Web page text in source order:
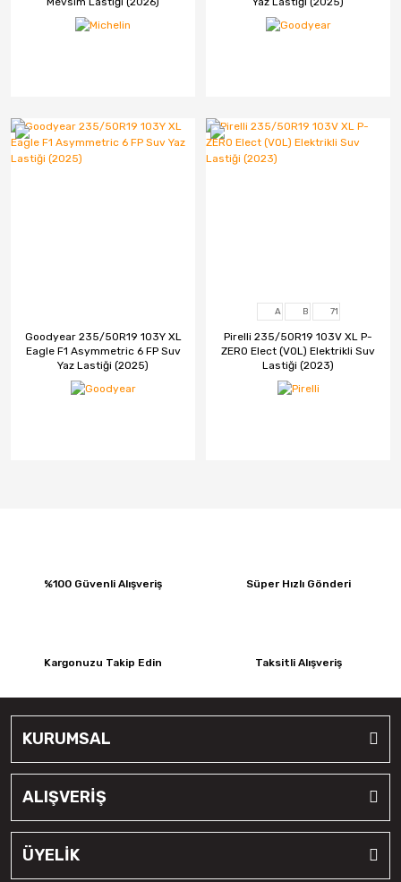
Goodyear 235/50R19 103Y XL
Eagle F1 Asymmetric 6 FP Suv
Yaz Lastiği (2025)
A B 71
Pirelli 235/50R19 103V XL P-
ZERO Elect (VOL) Elektrikli Suv
Lastiği (2023)
%100 Güvenli Alışveriş Süper Hızlı Gönderi
Kargonuzu Takip Edin Taksitli Alışveriş
KURUMSAL
ALIŞVERİŞ
ÜYELİK